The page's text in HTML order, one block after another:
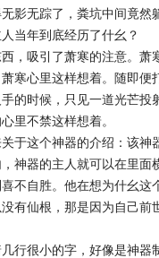
影无踪了，粪坑中间竟
当年到底经历了什幺？
，吸引了萧寒的注意。
寒心里这样想着。随即便
的时候，只见一道光芒
里不禁这样想着。
于这个神器的介绍：该
神器的主人就可以在里面
不自胜。他在想为什幺
有仙根，那是因为自己
行很小的字，好像是神